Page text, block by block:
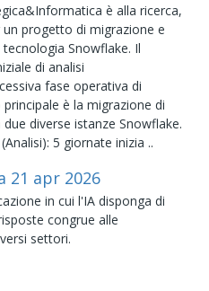
è alla ricerca,
progetto di migrazione e
Snowflake. Il
di analisi
fase operativa di
è la migrazione di
diverse istanze Snowflake.
5 giornate inizia ..
21 apr 2026
in cui l'IA disponga di
congrue alle
settori.